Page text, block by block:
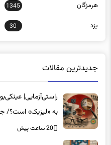
هرمزگان 1345
یزد 30
جدیدترین مقالات
راستی‌آزمایی|
به «لیزیک» است؟/
می‌کنند؟
20 ساعت پیش